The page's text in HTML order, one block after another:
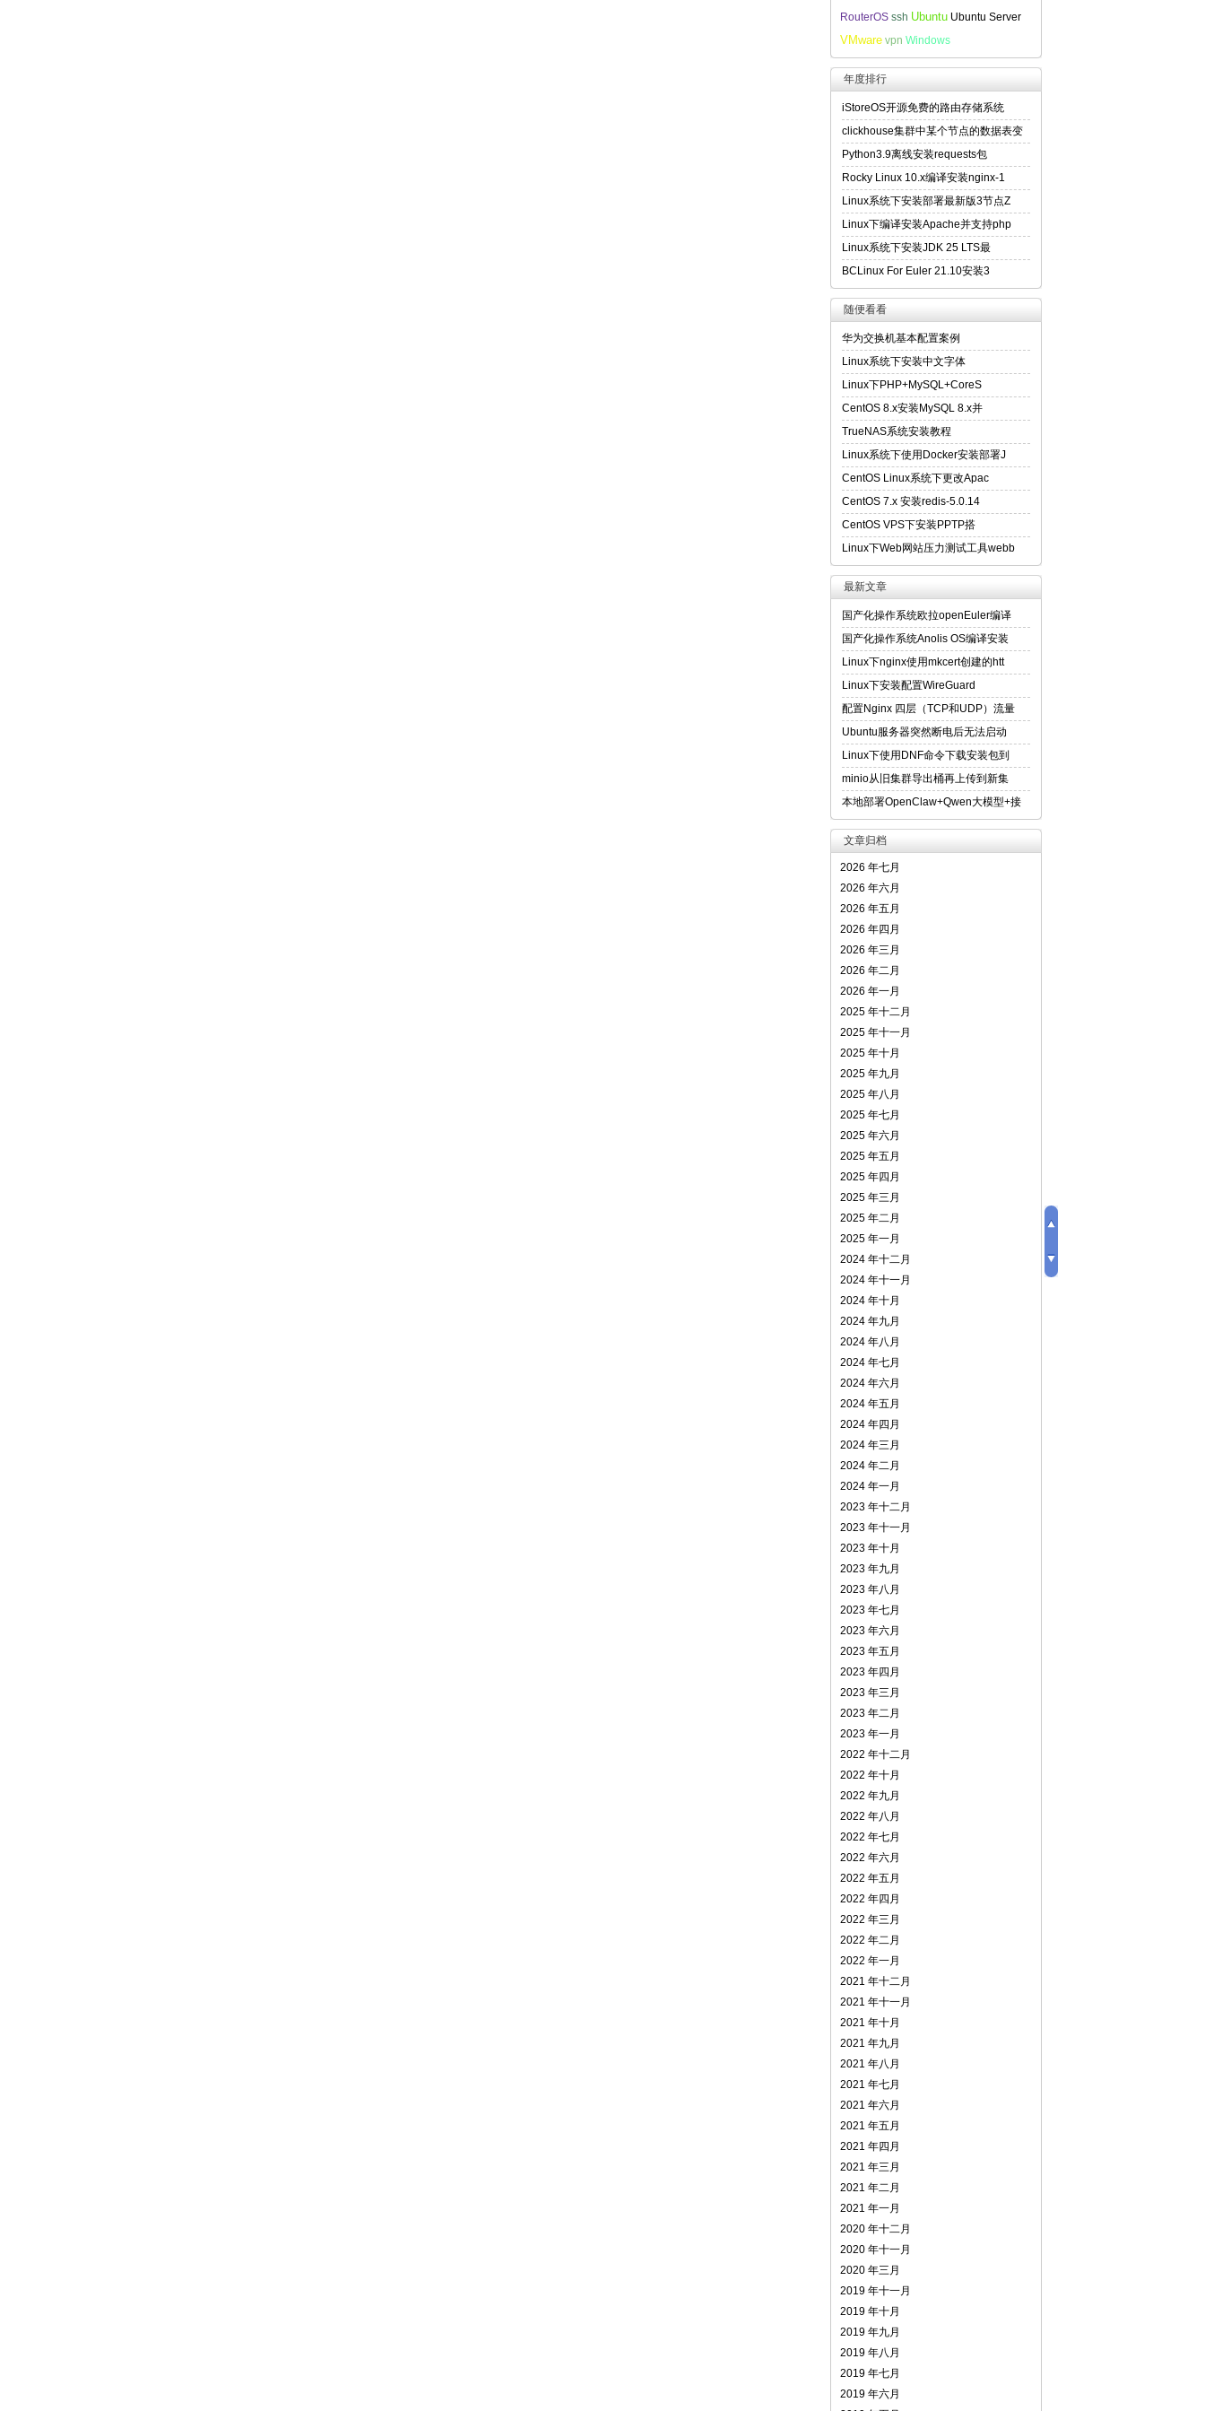
RouterOS ssh Ubuntu Ubuntu Server
VMware vpn Windows
年度排行
iStoreOS开源免费的路由存储系统
clickhouse集群中某个节点的数据表变
Python3.9离线安装requests包
Rocky Linux 10.x编译安装nginx-1
Linux系统下安装部署最新版3节点Z
Linux下编译安装Apache并支持php
Linux系统下安装JDK 25 LTS最
BCLinux For Euler 21.10安装3
随便看看
华为交换机基本配置案例
Linux系统下安装中文字体
Linux下PHP+MySQL+CoreS
CentOS 8.x安装MySQL 8.x并
TrueNAS系统安装教程
Linux系统下使用Docker安装部署J
CentOS Linux系统下更改Apac
CentOS 7.x 安装redis-5.0.14
CentOS VPS下安装PPTP搭
Linux下Web网站压力测试工具webb
最新文章
国产化操作系统欧拉openEuler编译
国产化操作系统Anolis OS编译安装
Linux下nginx使用mkcert创建的htt
Linux下安装配置WireGuard
配置Nginx 四层（TCP和UDP）流量
Ubuntu服务器突然断电后无法启动
Linux下使用DNF命令下载安装包到
minio从旧集群导出桶再上传到新集
本地部署OpenClaw+Qwen大模型+接
文章归档
2026 年七月
2026 年六月
2026 年五月
2026 年四月
2026 年三月
2026 年二月
2026 年一月
2025 年十二月
2025 年十一月
2025 年十月
2025 年九月
2025 年八月
2025 年七月
2025 年六月
2025 年五月
2025 年四月
2025 年三月
2025 年二月
2025 年一月
2024 年十二月
2024 年十一月
2024 年十月
2024 年九月
2024 年八月
2024 年七月
2024 年六月
2024 年五月
2024 年四月
2024 年三月
2024 年二月
2024 年一月
2023 年十二月
2023 年十一月
2023 年十月
2023 年九月
2023 年八月
2023 年七月
2023 年六月
2023 年五月
2023 年四月
2023 年三月
2023 年二月
2023 年一月
2022 年十二月
2022 年十月
2022 年九月
2022 年八月
2022 年七月
2022 年六月
2022 年五月
2022 年四月
2022 年三月
2022 年二月
2022 年一月
2021 年十二月
2021 年十一月
2021 年十月
2021 年九月
2021 年八月
2021 年七月
2021 年六月
2021 年五月
2021 年四月
2021 年三月
2021 年二月
2021 年一月
2020 年十二月
2020 年十一月
2020 年三月
2019 年十一月
2019 年十月
2019 年九月
2019 年八月
2019 年七月
2019 年六月